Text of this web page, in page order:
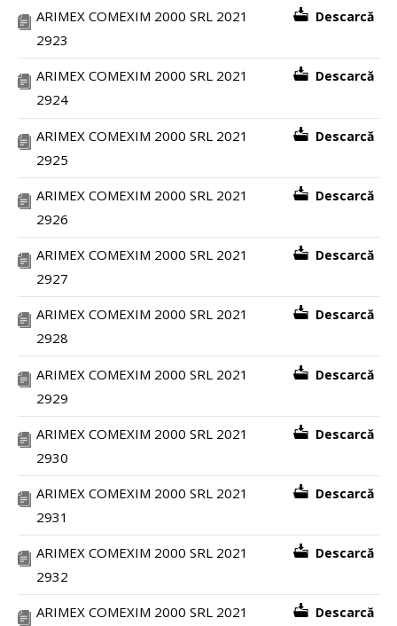
ARIMEX COMEXIM 2000 SRL 2021
2923
Descarcă
ARIMEX COMEXIM 2000 SRL 2021
2924
Descarcă
ARIMEX COMEXIM 2000 SRL 2021
2925
Descarcă
ARIMEX COMEXIM 2000 SRL 2021
2926
Descarcă
ARIMEX COMEXIM 2000 SRL 2021
2927
Descarcă
ARIMEX COMEXIM 2000 SRL 2021
2928
Descarcă
ARIMEX COMEXIM 2000 SRL 2021
2929
Descarcă
ARIMEX COMEXIM 2000 SRL 2021
2930
Descarcă
ARIMEX COMEXIM 2000 SRL 2021
2931
Descarcă
ARIMEX COMEXIM 2000 SRL 2021
2932
Descarcă
ARIMEX COMEXIM 2000 SRL 2021
Descarcă